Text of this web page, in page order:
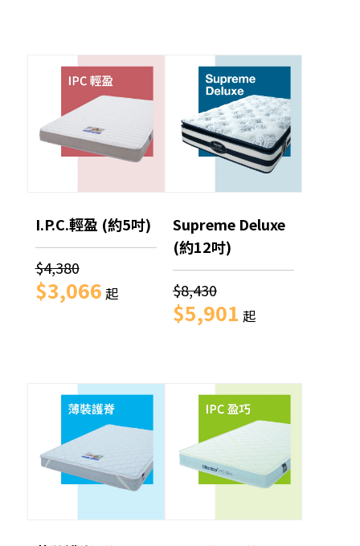
I.P.C.輕盈 (約5吋)
$4,380
$3,066 起
Supreme Deluxe
(約12吋)
$8,430
$5,901 起